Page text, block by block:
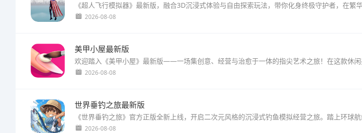
2026-08-08
美甲小屋最新版
2026-08-08
世界垂钓之旅最新版
2026-08-08